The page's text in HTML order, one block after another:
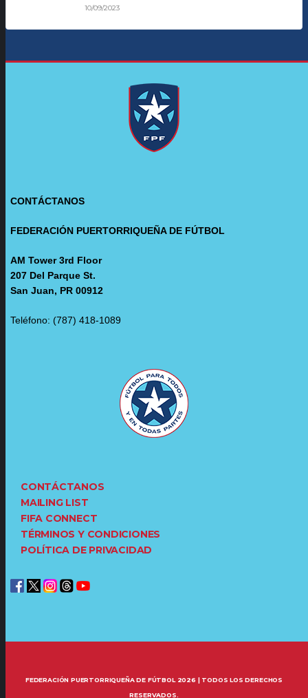
10/09/2023
CONTÁCTANOS
FEDERACIÓN PUERTORRIQUEÑA DE FÚTBOL
AM Tower 3rd Floor
207 Del Parque St.
San Juan, PR 00912
Teléfono: (787) 418-1089
CONTÁCTANOS
MAILING LIST
FIFA CONNECT
TÉRMINOS Y CONDICIONES
POLÍTICA DE PRIVACIDAD
FEDERACIÓN PUERTORRIQUEÑA DE FÚTBOL 2026 | TODOS LOS DERECHOS
RESERVADOS.